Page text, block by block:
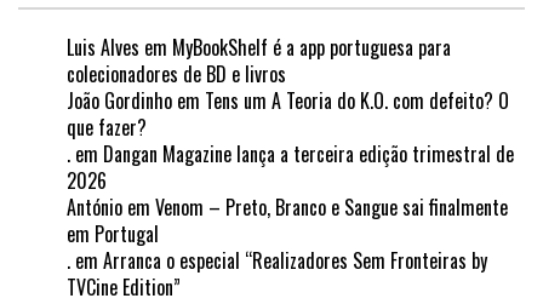
Luis Alves em MyBookShelf é a app portuguesa para
colecionadores de BD e livros
João Gordinho em Tens um A Teoria do K.O. com defeito? O
que fazer?
. em Dangan Magazine lança a terceira edição trimestral de
2026
António em Venom – Preto, Branco e Sangue sai finalmente
em Portugal
. em Arranca o especial “Realizadores Sem Fronteiras by
TVCine Edition”